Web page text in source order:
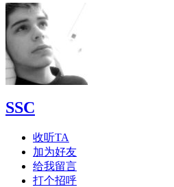
SSC
收听TA
加为好友
给我留言
打个招呼